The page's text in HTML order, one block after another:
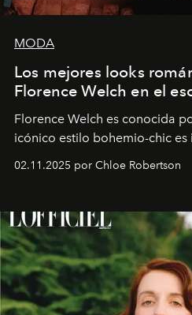
MODA
Los mejores looks
Florence Welch en el
Florence Welch es conocida
icónico estilo bohemio-chic es
02.11.2025 por Chloe Robertson